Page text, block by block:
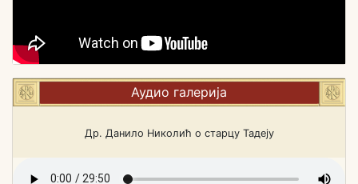
Аудио галерија
Др. Данило Николић о старцу Тадеју